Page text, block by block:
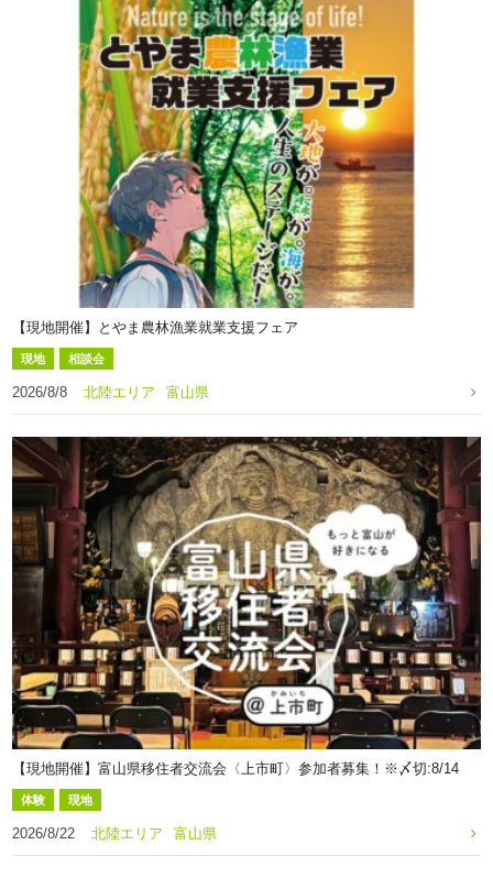
【現地開催】とやま農林漁業就業支援フェア
現地 相談会
2026/8/8 北陸エリア 富山県
【現地開催】富山県移住者交流会〈上市町〉参加者募集！※〆切:8/14
体験 現地
2026/8/22 北陸エリア 富山県